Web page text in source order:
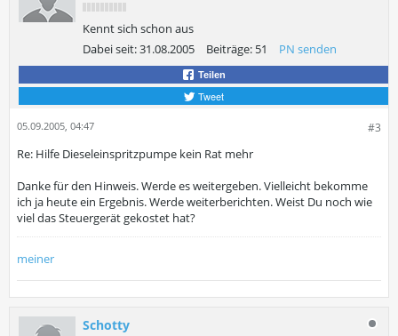
Kennt sich schon aus
Dabei seit:31.08.2005 Beiträge: 51 PN senden
Teilen
Tweet
#3
05.09.2005, 04:47
Re: Hilfe Dieseleinspritzpumpe kein Rat mehr
Danke für den Hinweis. Werde es weitergeben. Vielleicht bekomme
ich ja heute ein Ergebnis. Werde weiterberichten. Weist Du noch wie
viel das Steuergerät gekostet hat?
meiner
Schotty